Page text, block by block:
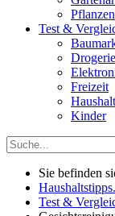
Pflanzen
Test &
Freizeit
Haushalt
Kinder
Sie befinden
Test &